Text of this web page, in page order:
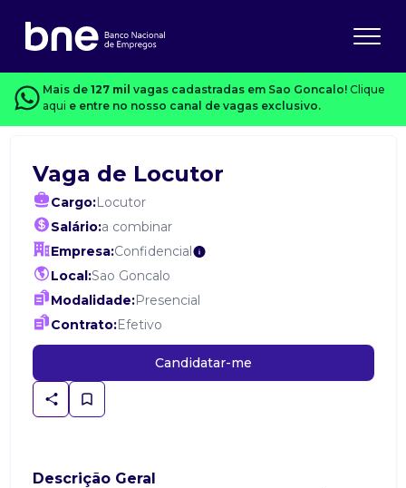
Mais de 127 mil vagas cadastradas em Sao Goncalo! Clique
aqui e entre no nosso canal de vagas exclusivo.
Vaga de Locutor
Cargo:Locutor
Salário:a combinar
Empresa:Confidencial
Local:Sao Goncalo
Modalidade:Presencial
Contrato:Efetivo
Candidatar-me
Descrição Geral